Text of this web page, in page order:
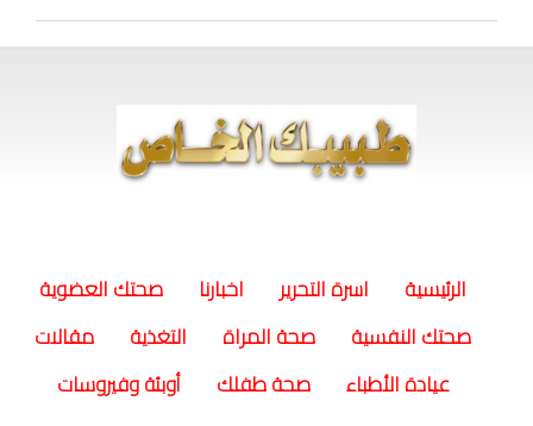
الرئيسية اسرة التحرير اخبارنا
صحتك العضوية
صحتك النفسية
صحة المراة التغذية
مقالات
عيادة الأطباء
صحة طفلك أوبئة وفيروسات